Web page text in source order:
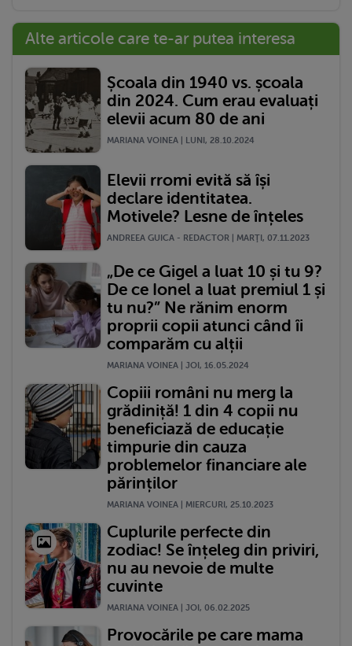
Alte articole care te-ar putea interesa
Școala din 1940 vs. școala
din 2024. Cum erau evaluați
elevii acum 80 de ani
MARIANA VOINEA | LUNI, 28.10.2024
Elevii rromi evită să își
declare identitatea.
Motivele? Lesne de înțeles
ANDREEA GUICA - REDACTOR | MARŢI, 07.11.2023
„De ce Gigel a luat 10 și tu 9?
De ce Ionel a luat premiul 1 și
tu nu?” Ne rănim enorm
proprii copii atunci când îi
comparăm cu alții
MARIANA VOINEA | JOI, 16.05.2024
Copiii români nu merg la
grădiniță! 1 din 4 copii nu
beneficiază de educație
timpurie din cauza
problemelor financiare ale
părinților
MARIANA VOINEA | MIERCURI, 25.10.2023
Cuplurile perfecte din
zodiac! Se înțeleg din priviri,
nu au nevoie de multe
cuvinte
MARIANA VOINEA | JOI, 06.02.2025
Provocările pe care mama